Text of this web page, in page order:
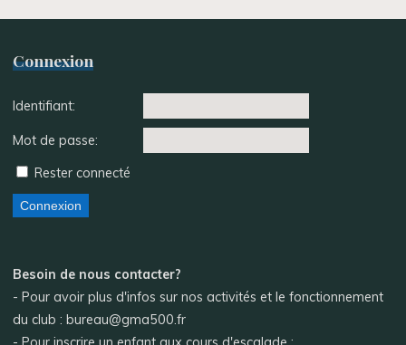
Connexion
Identifiant:
Mot de passe:
Rester connecté
Connexion
Besoin de nous contacter?
- Pour avoir plus d'infos sur nos activités et le fonctionnement
du club : bureau@gma500.fr